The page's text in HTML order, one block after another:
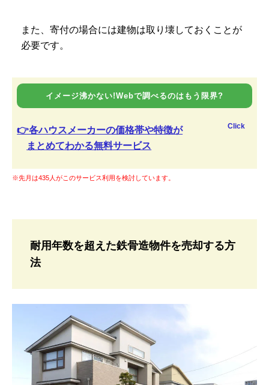
また、寄付の場合には建物は取り壊しておくことが
必要です。
イメージ沸かない!Webで調べるのはもう限界?
👉各ハウスメーカーの価格帯や特徴が
まとめてわかる無料サービス
Click
※先月は435人がこのサービス利用を検討しています。
耐用年数を超えた鉄骨造物件を売却する方
法